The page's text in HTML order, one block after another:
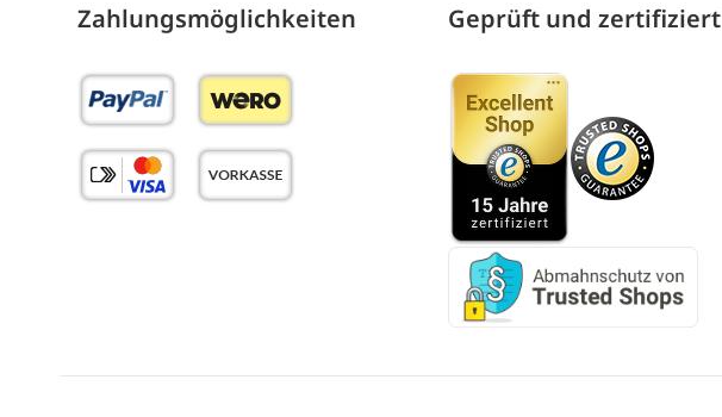
Zahlungs­möglich­keiten Geprüft und zertifiziert